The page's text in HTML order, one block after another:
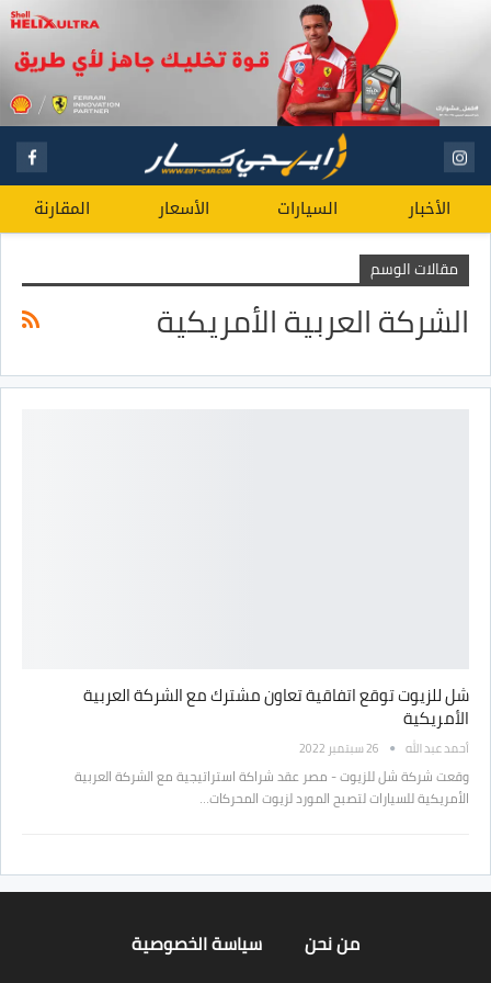
الأخبار السيارات الأسعار المقارنة
مقالات الوسم
الشركة العربية الأمريكية
شل للزيوت توقع اتفاقية تعاون مشترك مع الشركة العربية
الأمريكية
أحمد عبد الله 26 سبتمبر 2022
وقعت شركة شل للزيوت - مصر عقد شراكة استراتيجية مع الشركة العربية
الأمريكية للسيارات لتصبح المورد لزيوت المحركات…
من نحن سياسة الخصوصية